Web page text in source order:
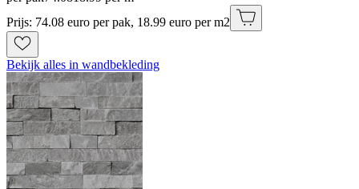
Prijs: 74.08 euro per pak, 18.99 euro per m2
Bekijk alles in wandbekleding